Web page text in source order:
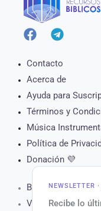
NEWSLETTER
Recibe lo
Contacto
Acerca de
Ayuda para
Términos y
Música
Política de
Donación 💜
Biblia Online
Versículo del Día